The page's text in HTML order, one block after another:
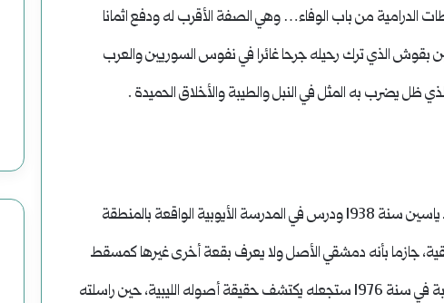
الدرامية من باب الوفاء… وهي الصفة الأقرب له ودفع اثمانا
بقوش الذي ترك رحيله جرحا غائرا في نفوس السوريين والعرب
ظل يضرب به المثل في النبل والطيبة والأخلاق الحميدة .
في حارة الشراكسة بحي الصالحية الدمشقي الشهير ولد ياسين سنة 1938 ودرس في المدرسة الأيوبية الواقعة بالمنطقة
جازما بأنه دمشقي الأصل ولا يعرف بقعة أخرى غيرها كمسقط
لرأسه ومرتع لطفولته وصباه؛ لكن صدفة غريبة عجيبة في سنة 1976 ستجعله يكتشف حقيقة أصوله الليبية، حين راسلته